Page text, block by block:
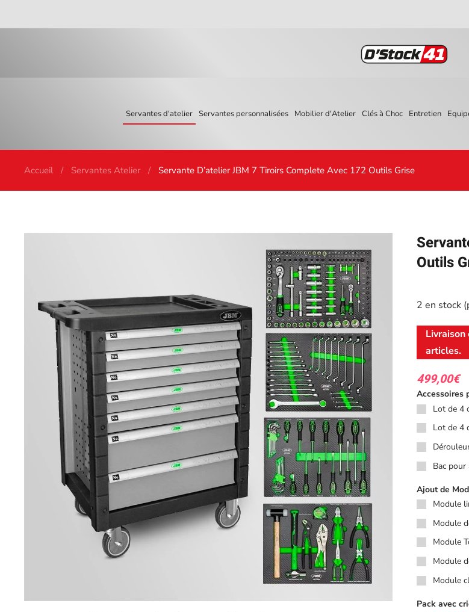
Servantes d'atelier Servantes personnalisées Mobilier d'Atelier Clés à Choc Entretien
Accueil Servantes Atelier Servante D’atelier JBM 7 Tiroirs Complete Avec 172 Outils Grise
Outils
2 en stock
articles.
499,00€
Accessoires
Lot de 4
Lot de 4
Bac pour
Ajout de
Module
Module
Module
Module
Module
Pack avec